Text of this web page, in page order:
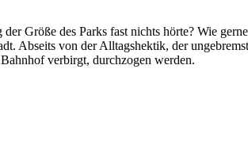
Größe des Parks fast nichts hörte? Wie
Abseits von der Alltagshektik, der
verbirgt, durchzogen werden.